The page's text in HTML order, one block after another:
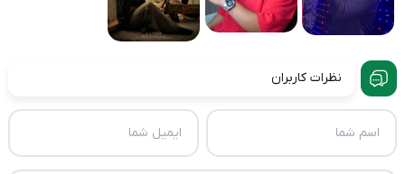
نظرات کاربران